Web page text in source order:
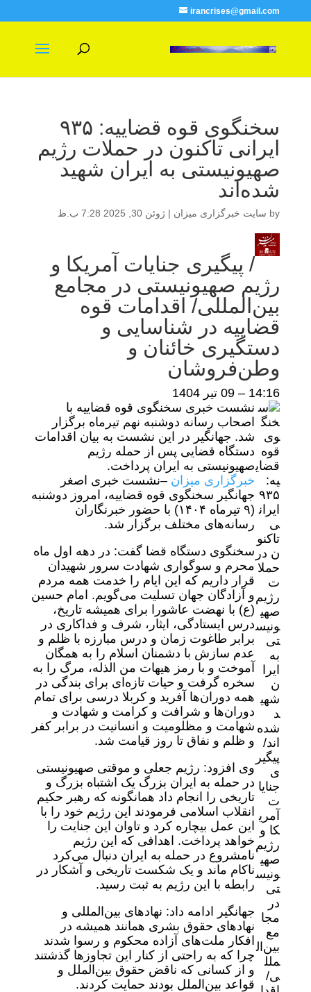
irancrises@gmail.com
سخنگوی قوه قضاییه: ۹۳۵
ایرانی تاکنون در حملات رژیم
صهیونیستی به ایران شهید
شده‌اند
by سایت خبرگزاری میزان | ژوئن 30, 2025 7:28 ب.ظ
/ پیگیری جنایات آمریکا و
رژیم صهیونیستی در مجامع
بین‌المللی/ اقدامات قوه
قضاییه در شناسایی و
دستگیری خائنان و
وطن‌فروشان
14:16 – 09 تير 1404
نشست خبری سخنگوی قوه قضاییه با
اصحاب رسانه دوشنبه نهم تیرماه برگزار
شد. جهانگیر در این نشست به بیان اقدامات
دستگاه قضایی پس از حمله رژیم
صهیونیستی به ایران پرداخت.
خبرگزاری میزان –نشست خبری اصغر
جهانگیر سخنگوی قوه قضاییه، امروز دوشنبه
(۹ تیرماه ۱۴۰۴) با حضور خبرنگاران
رسانه‌های مختلف برگزار شد.
سخنگوی دستگاه قضا گفت: در دهه اول ماه
محرم و سوگواری شهادت سرور شهیدان
قرار داریم که این ایام را خدمت همه مردم
و آزادگان جهان تسلیت می‌گویم. امام حسین
(ع) با نهضت عاشورا برای همیشه تاریخ،
درس ایستادگی، ایثار، شرف و فداکاری در
برابر طاغوت زمان و درس مبارزه با ظلم و
عدم سازش با دشمنان اسلام را به همگان
آموخت و با رمز هیهات من الذله، مرگ را به
سخره گرفت و حیات تازه‌ای برای بندگی در
همه دوران‌ها آفرید و کربلا درسی برای تمام
دوران‌ها و شرافت و کرامت و شهادت و
شهامت و مظلومیت و انسانیت در برابر کفر
و ظلم و نفاق تا روز قیامت شد.
وی افزود: رژیم جعلی و موقتی صهیونیستی
در حمله به ایران بزرگ یک اشتباه بزرگ و
تاریخی را انجام داد همانگونه که رهبر حکیم
انقلاب اسلامی فرمودند این رژیم خود را با
این عمل بیچاره کرد و تاوان این جنایت را
خواهد پرداخت. اهدافی که این رژیم
نامشروع در حمله به ایران دنبال می‌کرد
ناکام ماند و یک شکست تاریخی و آشکار در
رابطه با این رژیم به ثبت رسید.
جهانگیر ادامه داد: نهاد‌های بین‌المللی و
نهاد‌های حقوق بشری همانند همیشه در
افکار ملت‌های آزاده محکوم و رسوا شدند
چرا که به راحتی از کنار این تجاوز‌ها گذشتند
و از کسانی که ناقض حقوق بین‌الملل و
قواعد بین‌الملل بودند حمایت کردند.